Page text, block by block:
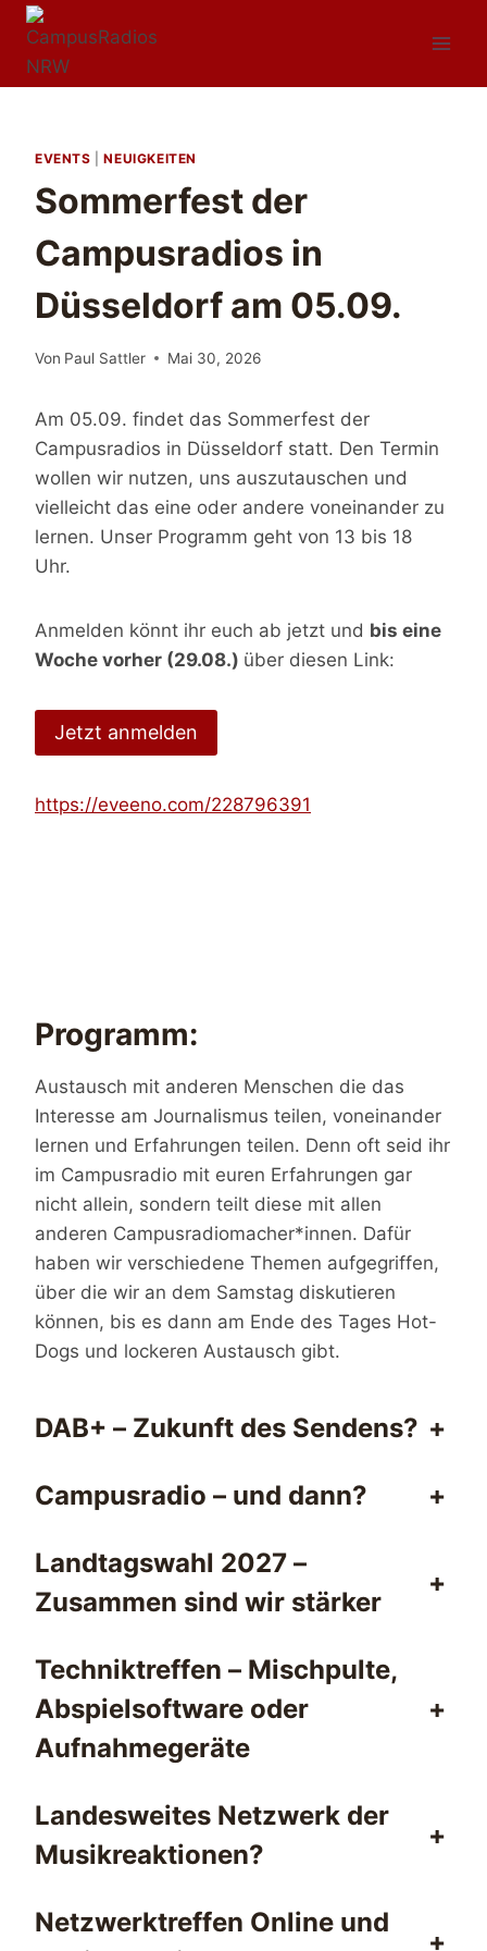
Zum
Inhalt
springen
EVENTS |NEUIGKEITEN
Sommerfest der
Campusradios in
Düsseldorf am 05.09.
Von Paul Sattler Mai 30, 2026
Am 05.09. findet das Sommerfest der
Campusradios in Düsseldorf statt. Den Termin
wollen wir nutzen, uns auszutauschen und
vielleicht das eine oder andere voneinander zu
lernen. Unser Programm geht von 13 bis 18
Uhr.
Anmelden könnt ihr euch ab jetzt und bis eine
Woche vorher (29.08.) über diesen Link:
Jetzt anmelden
https://eveeno.com/228796391
Programm:
Austausch mit anderen Menschen die das
Interesse am Journalismus teilen, voneinander
lernen und Erfahrungen teilen. Denn oft seid ihr
im Campusradio mit euren Erfahrungen gar
nicht allein, sondern teilt diese mit allen
anderen Campusradiomacher*innen. Dafür
haben wir verschiedene Themen aufgegriffen,
über die wir an dem Samstag diskutieren
können, bis es dann am Ende des Tages Hot-
Dogs und lockeren Austausch gibt.
DAB+ – Zukunft des Sendens? +
Campusradio – und dann? +
Landtagswahl 2027 –
Zusammen sind wir stärker
+
Techniktreffen – Mischpulte,
Abspielsoftware oder
Aufnahmegeräte
+
Landesweites Netzwerk der
Musikreaktionen?
+
Netzwerktreffen Online und
+